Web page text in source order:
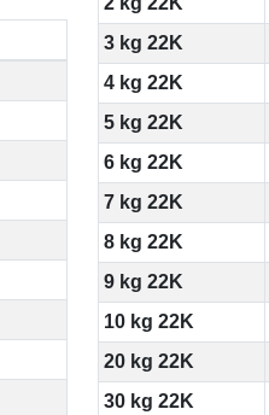
3 kg 22K
4 kg 22K
5 kg 22K
6 kg 22K
7 kg 22K
8 kg 22K
9 kg 22K
10 kg 22K
20 kg 22K
30 kg 22K